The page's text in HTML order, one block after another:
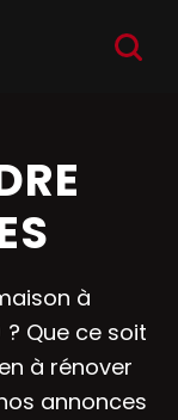
à
Que ce soit
à rénover
annonces